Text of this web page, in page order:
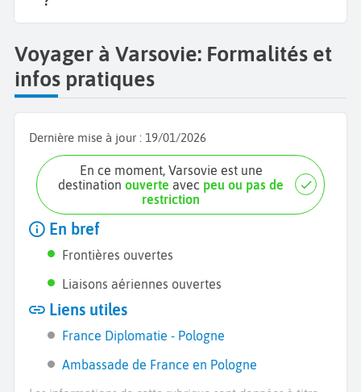
Voyager à Varsovie: Formalités et
infos pratiques
Dernière mise à jour : 19/01/2026
En ce moment, Varsovie est une
destinationouverte avec peu ou pas de
restriction
En bref
Frontières ouvertes
Liaisons aériennes ouvertes
Liens utiles
France Diplomatie - Pologne
Ambassade de France en Pologne